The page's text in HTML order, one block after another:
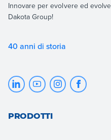
Innovare per evolvere ed
Dakota Group!
40 anni di storia
PRODOTTI